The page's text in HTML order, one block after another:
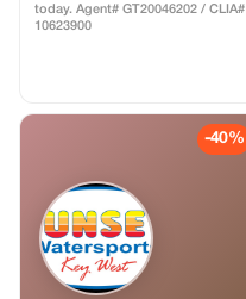
today. Agent# GT20046202 / CLIA#
10623900
-40%